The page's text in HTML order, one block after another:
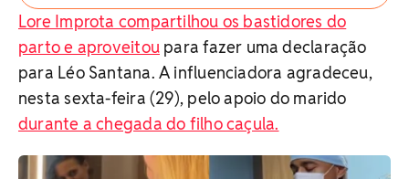
Lore Improta compartilhou os bastidores do
parto e aproveitoupara fazer uma declaração
para Léo Santana. A influenciadora agradeceu,
nesta sexta-feira (29), pelo apoio do marido
durante a chegada do filho caçula.